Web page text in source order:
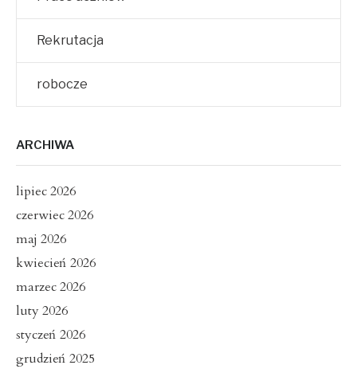
Rekrutacja
robocze
ARCHIWA
lipiec 2026
czerwiec 2026
maj 2026
kwiecień 2026
marzec 2026
luty 2026
styczeń 2026
grudzień 2025